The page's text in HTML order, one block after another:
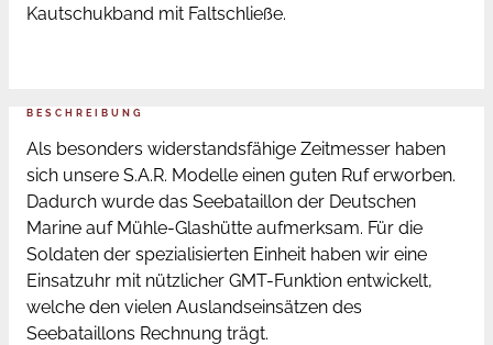
Kautschukband mit Faltschließe.
BESCHREIBUNG
Als besonders widerstandsfähige Zeitmesser haben
sich unsere S.A.R. Modelle einen guten Ruf erworben.
Dadurch wurde das Seebataillon der Deutschen
Marine auf Mühle-Glashütte aufmerksam. Für die
Soldaten der spezialisierten Einheit haben wir eine
Einsatzuhr mit nützlicher GMT-Funktion entwickelt,
welche den vielen Auslandseinsätzen des
Seebataillons Rechnung trägt.